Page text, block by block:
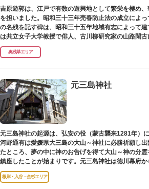
吉原遊郭は、江戸で有数の遊興地として繁栄を極め
を担いました。昭和三十三年売春防止法の成立によ
の名残を記す碑は、昭和三十五年地域有志によって
は共立女子大学教授で俳人、古川柳研究家の山路閑古
奥浅草エリア
元三島神社
元三島神社の起源は、弘安の役（蒙古襲来1281年）
河野通有は愛媛県大三島の大山～神社に必勝祈願し
たところ、夢の中に神のお告げを得て大山～神の分
鎮座したことが始まりです。元三島神社は徳川幕府
御用地となったために上野から浅草へ移転し、現在の
根岸・入谷・金杉エリア